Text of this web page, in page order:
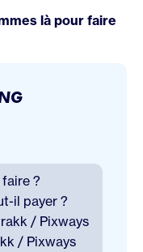
là pour faire
?
il payer ?
/ Pixways
/ Pixways